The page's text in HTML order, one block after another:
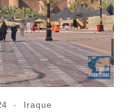
Iraque